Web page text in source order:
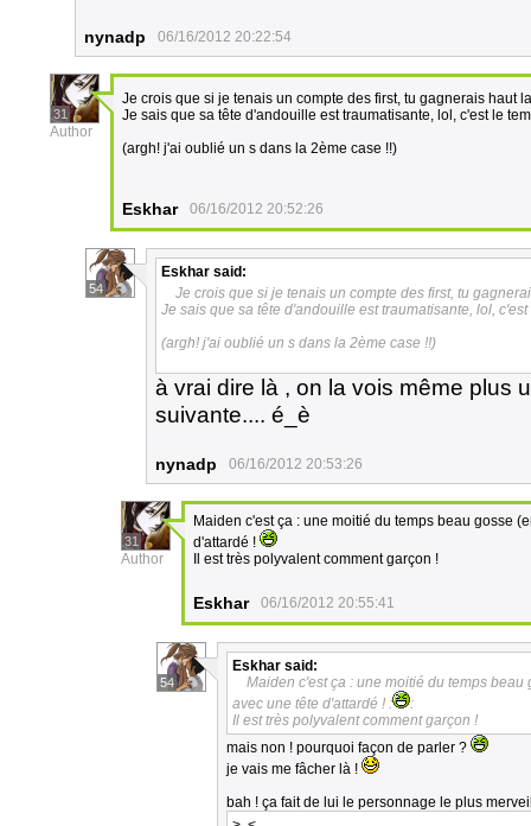
nynadp 06/16/2012 20:22:54
31
Author
Je crois que si je tenais un compte des first, tu gagnerais haut
Je sais que sa tête d'andouille est traumatisante, lol, c'est le
(argh! j'ai oublié un s dans la 2ème case !!)
Eskhar 06/16/2012 20:52:26
54
Eskhar said:
Je crois que si je tenais un compte des first, tu
Je sais que sa tête d'andouille est traumatisante, lol,
(argh! j'ai oublié un s dans la 2ème case !!)
à vrai dire là , on la vois même plus
suivante.... é_è
nynadp 06/16/2012 20:53:26
31
Author
Maiden c'est ça : une moitié du temps beau gosse
d'attardé !
Il est très polyvalent comment garçon !
Eskhar 06/16/2012 20:55:41
54
Eskhar said:
Maiden c'est ça : une moitié du temps
avec une tête d'attardé ! :
:
Il est très polyvalent comment garçon !
mais non ! pourquoi façon de parler ?
je vais me fâcher là !
bah ! ça fait de lui le personnage le plus